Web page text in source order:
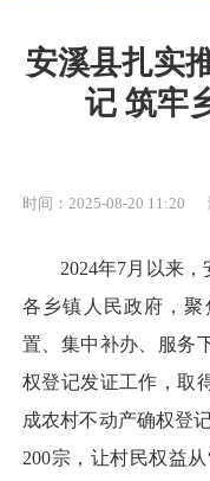
安溪县扎实
记 筑牢
时间：2025-08-20 11:20
2024年7月以来，
各乡镇人民政府，聚
置、集中补办、服务
权登记发证工作，取
成农村不动产确权登
200宗，让村民权益